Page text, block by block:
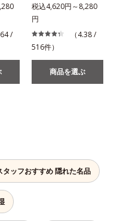
/
税込4,620円～8,280
円
（4.38 /
516件）
商品を選ぶ
タッフおすすめ 隠れた名品